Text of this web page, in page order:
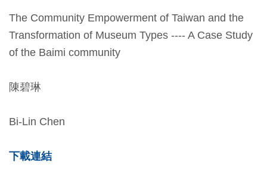
The Community Empowerment of Taiwan and the
Transformation of Museum Types ---- A Case Study
of the Baimi community
陳碧琳
Bi-Lin Chen
下載連結